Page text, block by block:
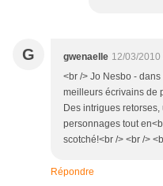
G gwenaelle 12/03/2010
<br /> Jo Nesbo -
meilleurs écrivains de
Des intrigues
personnages tout
scotché!<br /> <br />
Répondre